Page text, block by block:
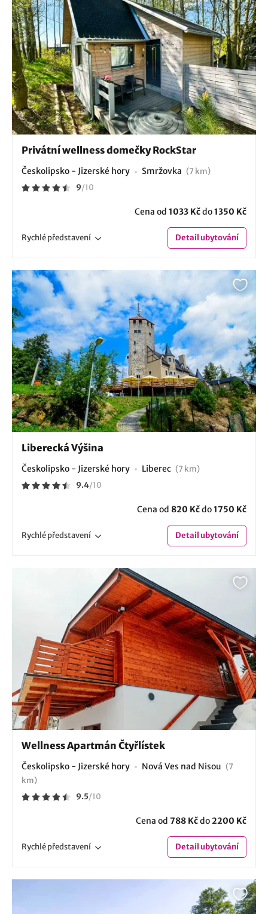
Privátní wellness domečky RockStar
Českolipsko - Jizerské hory Smržovka (7 km)
9/10
Cena od 1033 Kčdo1350 Kč
Rychlépředstavení Detailubytování
Liberecká Výšina
Českolipsko - Jizerské hory Liberec (7 km)
9.4/10
Cena od 820 Kčdo1750 Kč
Rychlépředstavení Detailubytování
Wellness Apartmán Čtyřlístek
Českolipsko - Jizerské hory Nová Ves nad Nisou (7
km)
9.5/10
Cena od 788 Kčdo2200 Kč
Rychlépředstavení Detailubytování